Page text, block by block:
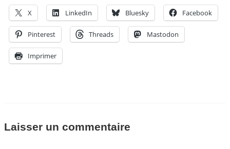
X LinkedIn Bluesky Facebook
Pinterest Threads Mastodon
Imprimer
Laisser un commentaire